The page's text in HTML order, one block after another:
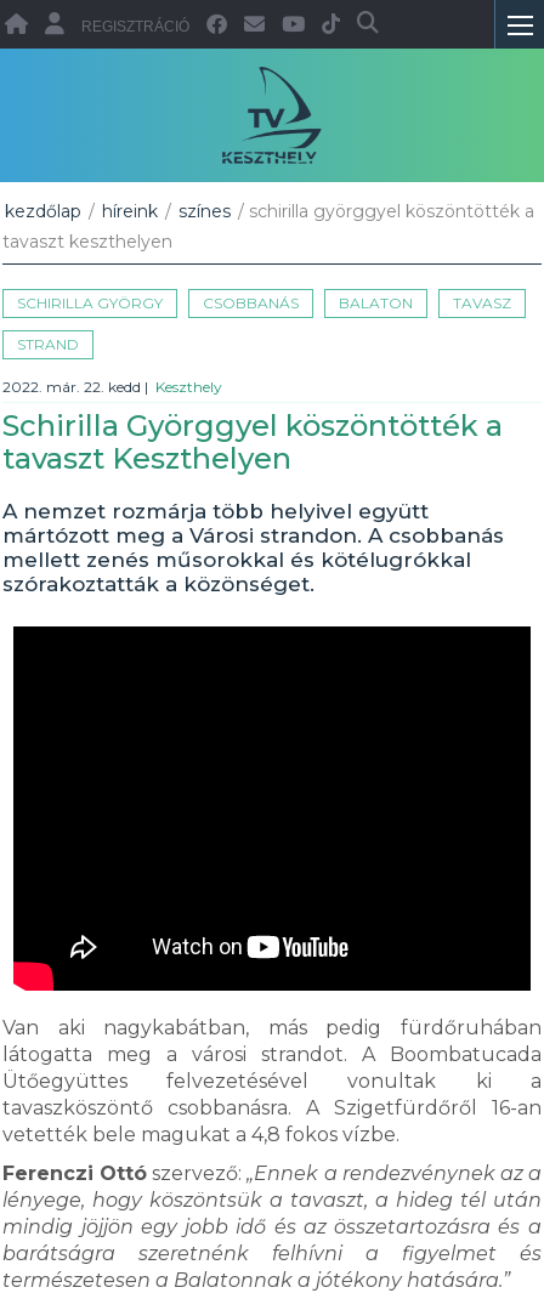
REGISZTRÁCIÓ
kezdőlap / híreink / színes / schirilla györggyel köszöntötték a
tavaszt keszthelyen
SCHIRILLA GYÖRGY CSOBBANÁS BALATON TAVASZ
STRAND
2022. már. 22. kedd | Keszthely
Schirilla Györggyel köszöntötték a
tavaszt Keszthelyen
A nemzet rozmárja több helyivel együtt
mártózott meg a Városi strandon. A csobbanás
mellett zenés műsorokkal és kötélugrókkal
szórakoztatták a közönséget.
Van aki nagykabátban, más pedig fürdőruhában
látogatta meg a városi strandot. A Boombatucada
Ütőegyüttes felvezetésével vonultak ki a
tavaszköszöntő csobbanásra. A Szigetfürdőről 16-an
vetették bele magukat a 4,8 fokos vízbe.
Ferenczi Ottó szervező:„Ennek a rendezvénynek az a
lényege, hogy köszöntsük a tavaszt, a hideg tél után
mindig jöjjön egy jobb idő és az összetartozásra és a
barátságra szeretnénk felhívni a figyelmet és
természetesen a Balatonnak a jótékony hatására.”